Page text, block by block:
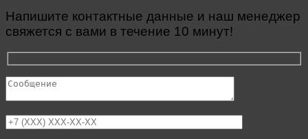
Напишите контактные данные и наш менеджер
свяжется с вами в течение 10 минут!